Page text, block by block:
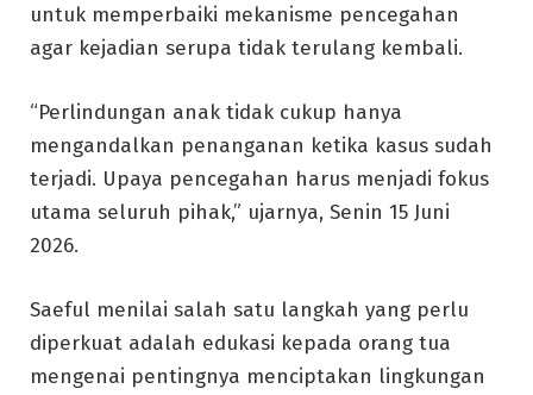
untuk memperbaiki mekanisme pencegahan
agar kejadian serupa tidak terulang kembali.
“Perlindungan anak tidak cukup hanya
mengandalkan penanganan ketika kasus sudah
terjadi. Upaya pencegahan harus menjadi fokus
utama seluruh pihak,” ujarnya, Senin 15 Juni
2026.
Saeful menilai salah satu langkah yang perlu
diperkuat adalah edukasi kepada orang tua
mengenai pentingnya menciptakan lingkungan